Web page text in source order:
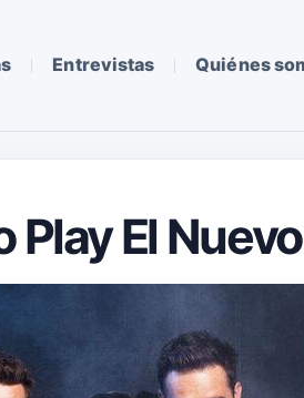
Entrevistas Quiénes
El